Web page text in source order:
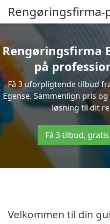
Rengøringsfirma-
Rengøringsfirma
på
Få 3 uforpligtende tilbud
Egense. Sammenlign pris
løsning til dit
Få 3 tilbud,
Velkommen til din